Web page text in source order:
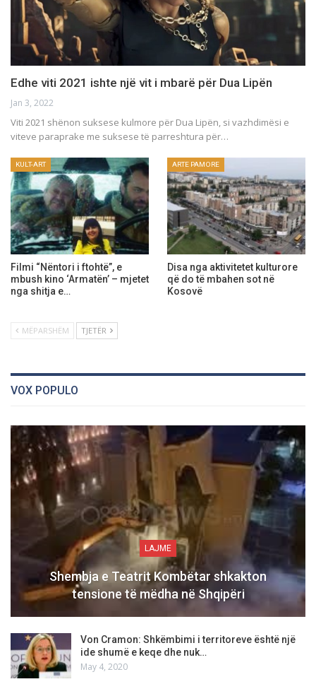
Edhe viti 2021 ishte një vit i mbarë për Dua Lipën
Jan 3, 2022
Viti 2021 shënon suksese kulmore për Dua Lipën, si vazhdimësi e
viteve paraprake me suksese të parreshtura për…
KULT-ART
Filmi “Nëntori i ftohtë”, e
mbush kino ‘Armatën’ – mjetet
nga shitja e…
ARTE PAMORE
Disa nga aktivitetet kulturore
që do të mbahen sot në
Kosovë
MËPARSHËM TJETËR
VOX POPULO
LAJME
Shembja e Teatrit Kombëtar shkakton
tensione të mëdha në Shqipëri
Von Cramon: Shkëmbimi i territoreve është një
ide shumë e keqe dhe nuk…
May 4, 2020